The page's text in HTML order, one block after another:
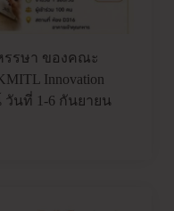
รรษา ของคณะ
Innovation
วันที่ 1-6 กันยายน